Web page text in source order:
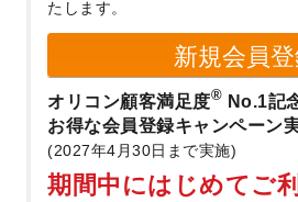
たします。
新規会員
オリコン顧客満足度® No.1記
お得な会員登録キャンペーン
(2027年4月30日まで実施)
期間中にはじめてご